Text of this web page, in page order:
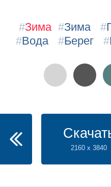
#Зима #Зима #
#Вода #Берег #
2160 x 3840